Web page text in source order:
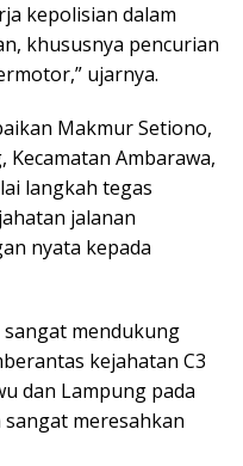
kepolisian dalam
khususnya pencurian
ujarnya.
Makmur Setiono,
Ambarawa,
langkah tegas
jalanan
nyata kepada
mendukung
kejahatan C3
dan Lampung pada
meresahkan